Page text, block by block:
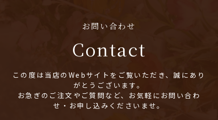
お問い合わせ
Contact
この度は当店のWebサイトをご覧いただき、誠にあり
がとうございます。
お急ぎのご注文やご質問など、お気軽にお問い合わ
せ・お申し込みくださいませ。